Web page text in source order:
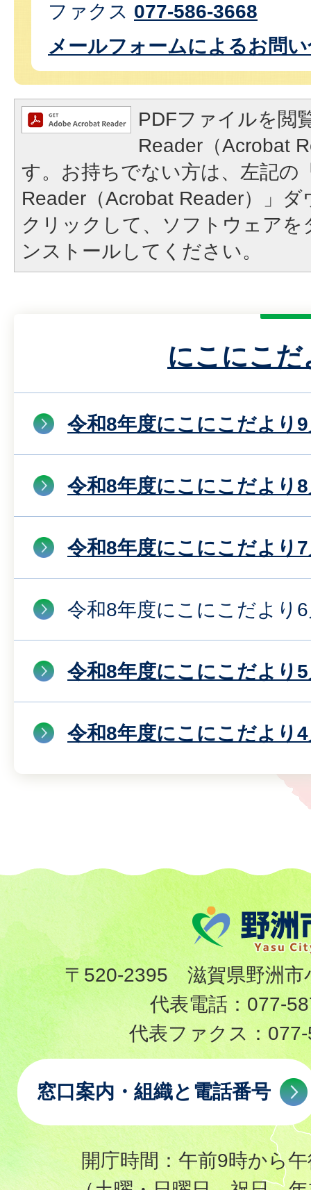
ファクス 077-586-3668
メールフォームによるお問
PDFファイルを閲
Reader（Acrobat
す。お持ちでない方は、左記の
Reader（Acrobat Reader）」
クリックして、ソフトウェア
ンストールしてください。
にこにこだ
令和8年度にこにこだより
令和8年度にこにこだより
令和8年度にこにこだより
令和8年度にこにこだより
令和8年度にこにこだより
令和8年度にこにこだより
〒520-2395 滋賀県野洲市
代表電話： 077-
代表ファクス：
窓口案内・組織と電話番号
開庁時間：午前9時から